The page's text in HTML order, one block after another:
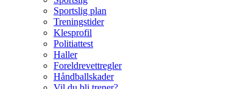
Sportslig plan
Treningstider
Klesprofil
Politiattest
Haller
Foreldrevettregler
Håndballskader